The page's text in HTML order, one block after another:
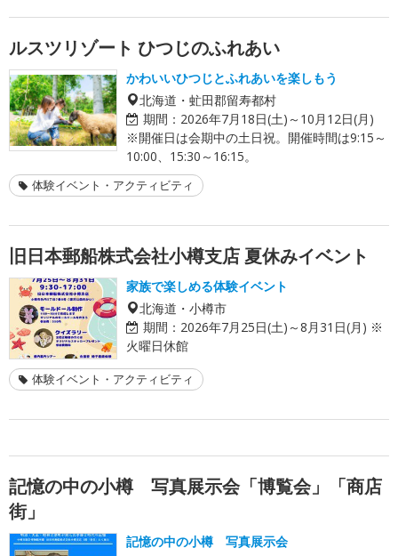
ルスツリゾート ひつじのふれあい
かわいいひつじとふれあいを楽しもう
北海道・虻田郡留寿都村
期間： 2026年7月18日(土)～10月12日(月)
※開催日は会期中の土日祝。開催時間は9:15～
10:00、15:30～16:15。
体験イベント・アクティビティ
旧日本郵船株式会社小樽支店 夏休みイベント
家族で楽しめる体験イベント
北海道・小樽市
期間： 2026年7月25日(土)～8月31日(月) ※
火曜日休館
体験イベント・アクティビティ
記憶の中の小樽 写真展示会「博覧会」「商店
街」
記憶の中の小樽 写真展示会